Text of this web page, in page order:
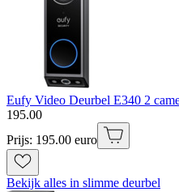
Eufy Video Deurbel E340 2
195.00
Prijs: 195.00 euro
Bekijk alles in slimme deurbel